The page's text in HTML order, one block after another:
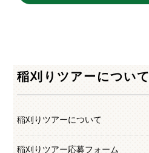
稲刈りツアーについて
稲刈りツアーについて
稲刈りツアー応募フォーム